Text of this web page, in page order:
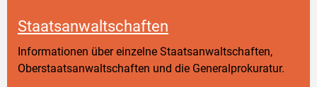
Staatsanwaltschaften
Informationen über einzelne Staatsanwaltschaften,
Oberstaatsanwaltschaften und die Generalprokuratur.